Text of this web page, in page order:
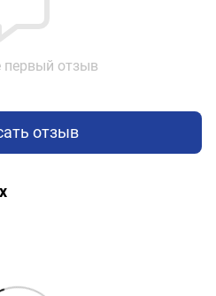
первый отзыв
отзыв